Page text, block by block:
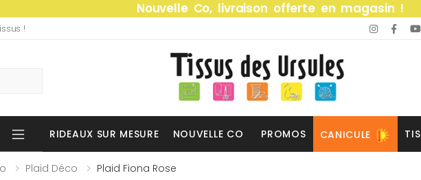
Nouvelle Co, livraison offerte en magasin !
!
RIDEAUX SUR MESURE NOUVELLE CO PROMOS CANICULE
Plaid Déco Plaid Fiona Rose